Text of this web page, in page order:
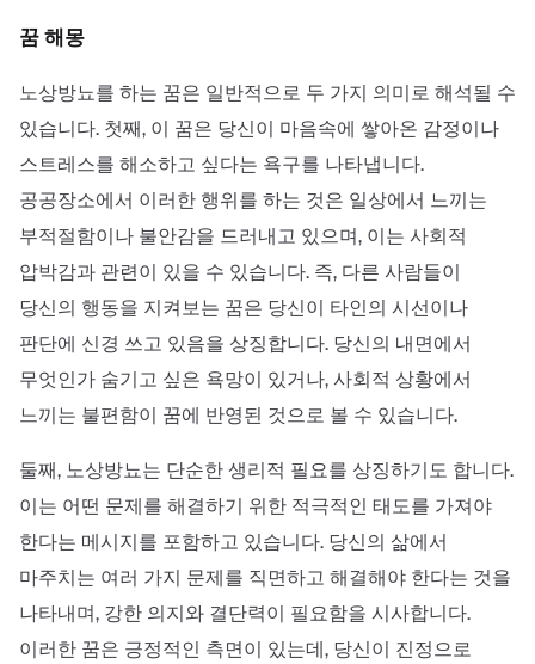
꿈 해몽
노상방뇨를 하는 꿈은 일반적으로 두 가지 의미로 해석될 수
있습니다. 첫째, 이 꿈은 당신이 마음속에 쌓아온 감정이나
스트레스를 해소하고 싶다는 욕구를 나타냅니다.
공공장소에서 이러한 행위를 하는 것은 일상에서 느끼는
부적절함이나 불안감을 드러내고 있으며, 이는 사회적
압박감과 관련이 있을 수 있습니다. 즉, 다른 사람들이
당신의 행동을 지켜보는 꿈은 당신이 타인의 시선이나
판단에 신경 쓰고 있음을 상징합니다. 당신의 내면에서
무엇인가 숨기고 싶은 욕망이 있거나, 사회적 상황에서
느끼는 불편함이 꿈에 반영된 것으로 볼 수 있습니다.
둘째, 노상방뇨는 단순한 생리적 필요를 상징하기도 합니다.
이는 어떤 문제를 해결하기 위한 적극적인 태도를 가져야
한다는 메시지를 포함하고 있습니다. 당신의 삶에서
마주치는 여러 가지 문제를 직면하고 해결해야 한다는 것을
나타내며, 강한 의지와 결단력이 필요함을 시사합니다.
이러한 꿈은 긍정적인 측면이 있는데, 당신이 진정으로